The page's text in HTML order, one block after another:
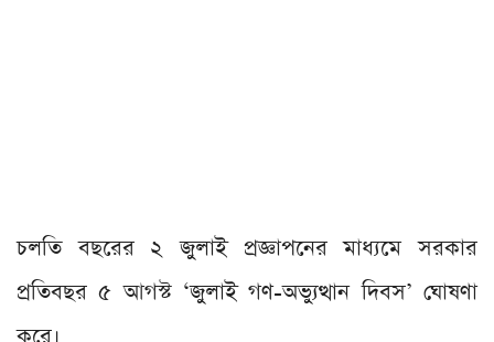
চলতি বছরের ২ জুলাই প্রজ্ঞাপনের মাধ্যমে সরকার
প্রতিবছর ৫ আগস্ট ‘জুলাই গণ-অভ্যুত্থান দিবস’ ঘোষণা